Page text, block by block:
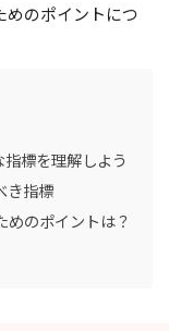
めのポイントにつ
標を理解しよう
き指標
のポイントは？